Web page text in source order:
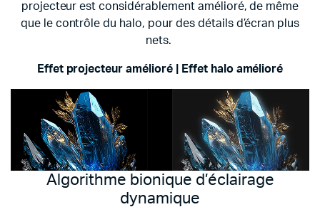
projecteur est considérablement amélioré, de même
que le contrôle du halo, pour des détails d’écran plus
nets.
Effet projecteur amélioré | Effet halo amélioré
Algorithme bionique d’éclairage
dynamique